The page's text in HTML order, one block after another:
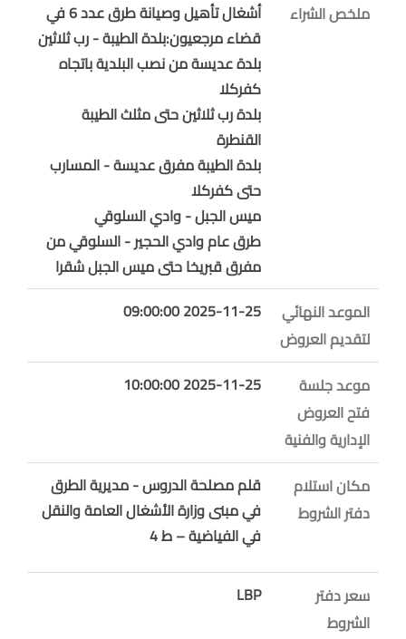
ملخص الشراء
أشغال تأهيل وصيانة طرق عدد 6 في
قضاء مرجعيون:بلدة الطيبة - رب ثلاثين
بلدة عديسة من نصب البلدية باتجاه
كفركلا
بلدة رب ثلاثين حتى مثلث الطيبة
القنطرة
بلدة الطيبة مفرق عديسة - المسارب
حتى كفركلا
ميس الجبل - وادي السلوقي
طرق عام وادي الحجير - السلوقي من
مفرق قبريخا حتى ميس الجبل شقرا
الموعد النهائي
لتقديم العروض
2025-11-25 09:00:00
موعد جلسة
فتح العروض
الإدارية والفنية
2025-11-25 10:00:00
مكان استلام
دفتر الشروط
قلم مصلحة الدروس - مديرية الطرق
في مبنى وزارة الأشغال العامة والنقل
في الفياضية – ط 4
سعر دفتر
الشروط
LBP